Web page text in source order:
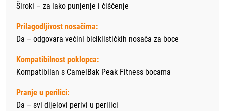
Široki – za lako punjenje i čišćenje
Prilagodljivost nosačima:
Da – odgovara većini biciklističkih nosača za boce
Kompatibilnost poklopca:
Kompatibilan s CamelBak Peak Fitness bocama
Pranje u perilici:
Da – svi dijelovi perivi u perilici